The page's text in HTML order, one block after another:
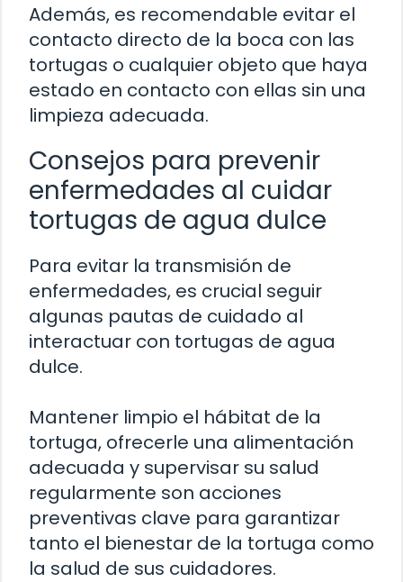
Además, es recomendable evitar el
contacto directo de la boca con las
tortugas o cualquier objeto que haya
estado en contacto con ellas sin una
limpieza adecuada.
Consejos para prevenir
enfermedades al cuidar
tortugas de agua dulce
Para evitar la transmisión de
enfermedades, es crucial seguir
algunas pautas de cuidado al
interactuar con tortugas de agua
dulce.
Mantener limpio el hábitat de la
tortuga, ofrecerle una alimentación
adecuada y supervisar su salud
regularmente son acciones
preventivas clave para garantizar
tanto el bienestar de la tortuga como
la salud de sus cuidadores.